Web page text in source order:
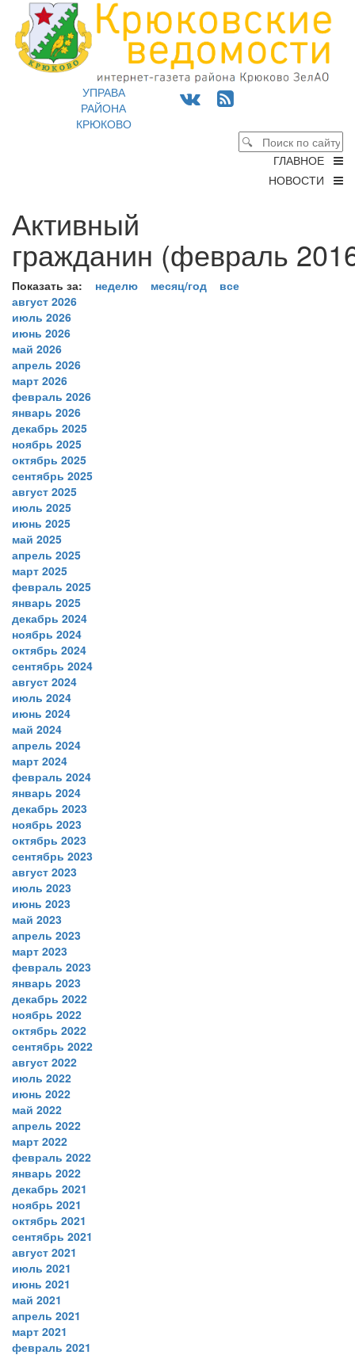
УПРАВА
РАЙОНА
КРЮКОВО
ГЛАВНОЕ
НОВОСТИ
Активный
гражданин (февраль
Показать за: неделю месяц/год
все
август 2026
июль 2026
июнь 2026
май 2026
апрель 2026
март 2026
февраль 2026
январь 2026
декабрь 2025
ноябрь 2025
октябрь 2025
сентябрь 2025
август 2025
июль 2025
июнь 2025
май 2025
апрель 2025
март 2025
февраль 2025
январь 2025
декабрь 2024
ноябрь 2024
октябрь 2024
сентябрь 2024
август 2024
июль 2024
июнь 2024
май 2024
апрель 2024
март 2024
февраль 2024
январь 2024
декабрь 2023
ноябрь 2023
октябрь 2023
сентябрь 2023
август 2023
июль 2023
июнь 2023
май 2023
апрель 2023
март 2023
февраль 2023
январь 2023
декабрь 2022
ноябрь 2022
октябрь 2022
сентябрь 2022
август 2022
июль 2022
июнь 2022
май 2022
апрель 2022
март 2022
февраль 2022
январь 2022
декабрь 2021
ноябрь 2021
октябрь 2021
сентябрь 2021
август 2021
июль 2021
июнь 2021
май 2021
апрель 2021
март 2021
февраль 2021